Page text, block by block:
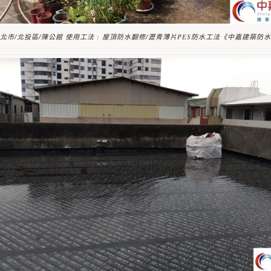
市/北投區/陳公館 使用工法 : 屋頂防水翻修/瀝青薄片PES防水工法《中嘉建築防